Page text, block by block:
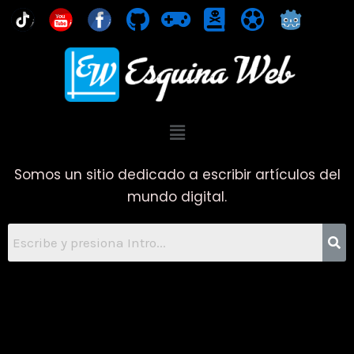
contenido
You
Menú
Somos un sitio dedicado a escribir artículos del
mundo digital.